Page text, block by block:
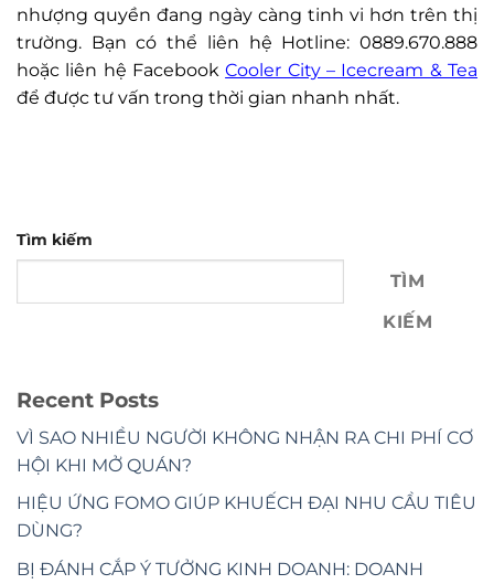
nhượng quyền đang ngày càng tinh vi hơn trên thị
trường. Bạn có thể liên hệ Hotline: 0889.670.888
hoặc liên hệ FacebookCooler City – Icecream & Tea
để được tư vấn trong thời gian nhanh nhất.
Tìm kiếm
TÌM
KIẾM
Recent Posts
VÌ SAO NHIỀU NGƯỜI KHÔNG NHẬN RA CHI PHÍ CƠ
HỘI KHI MỞ QUÁN?
HIỆU ỨNG FOMO GIÚP KHUẾCH ĐẠI NHU CẦU TIÊU
DÙNG?
BỊ ĐÁNH CẮP Ý TƯỞNG KINH DOANH: DOANH